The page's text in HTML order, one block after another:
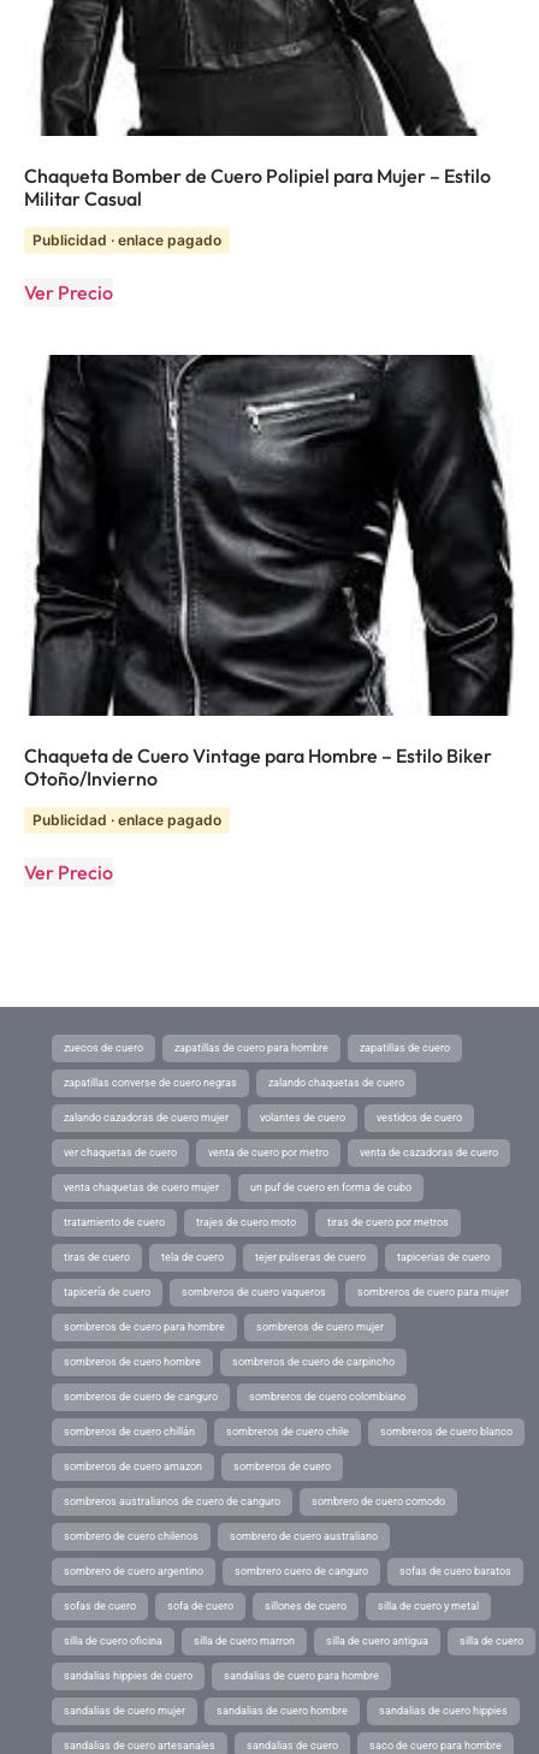
Chaqueta Bomber de Cuero Polipiel para Mujer – Estilo
Militar Casual
Publicidad · enlace pagado
Ver Precio
Chaqueta de Cuero Vintage para Hombre – Estilo Biker
Otoño/Invierno
Publicidad · enlace pagado
Ver Precio
zuecos de cuero zapatillas de cuero para hombre zapatillas de cuero
zapatillas converse de cuero negras zalando chaquetas de cuero
zalando cazadoras de cuero mujer volantes de cuero vestidos de cuero
ver chaquetas de cuero venta de cuero por metro venta de cazadoras de cuero
venta chaquetas de cuero mujer un puf de cuero en forma de cubo
tratamiento de cuero trajes de cuero moto tiras de cuero por metros
tiras de cuero tela de cuero tejer pulseras de cuero tapicerias de cuero
tapicería de cuero sombreros de cuero vaqueros sombreros de cuero para mujer
sombreros de cuero para hombre sombreros de cuero mujer
sombreros de cuero hombre sombreros de cuero de carpincho
sombreros de cuero de canguro sombreros de cuero colombiano
sombreros de cuero chillán sombreros de cuero chile sombreros de cuero blanco
sombreros de cuero amazon sombreros de cuero
sombreros australianos de cuero de canguro sombrero de cuero comodo
sombrero de cuero chilenos sombrero de cuero australiano
sombrero de cuero argentino sombrero cuero de canguro sofas de cuero baratos
sofas de cuero sofa de cuero sillones de cuero silla de cuero y metal
silla de cuero oficina silla de cuero marron silla de cuero antigua silla de cuero
sandalias hippies de cuero sandalias de cuero para hombre
sandalias de cuero mujer sandalias de cuero hombre sandalias de cuero hippies
sandalias de cuero artesanales sandalias de cuero saco de cuero para hombre